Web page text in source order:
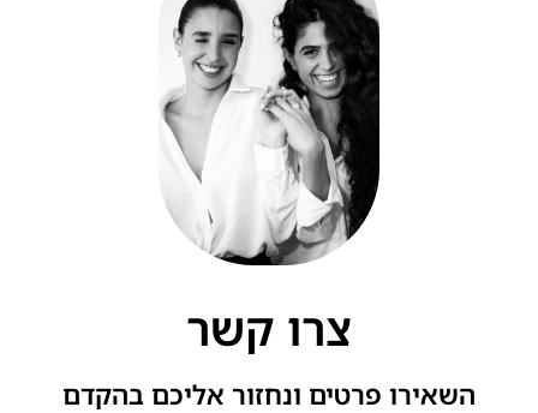
צרו קשר
השאירו פרטים ונחזור אליכם בהקדם